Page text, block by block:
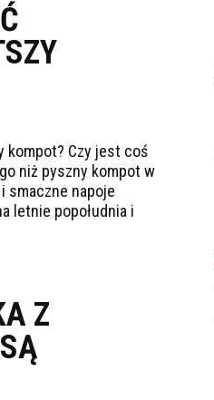
kompot? Czy jest coś
niż pyszny kompot w
smaczne napoje
letnie popołudnia i
Z